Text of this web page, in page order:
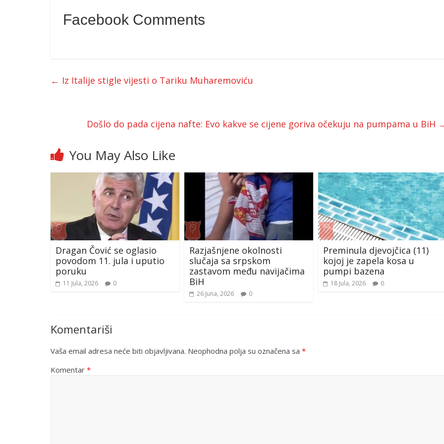
Facebook Comments
← Iz Italije stigle vijesti o Tariku Muharemoviću
Došlo do pada cijena nafte: Evo kakve se cijene goriva očekuju na pumpama u BiH
You May Also Like
Dragan Čović se oglasio
povodom 11. jula i uputio
poruku
11 Jula, 2026 0
Razjašnjene okolnosti
slučaja sa srpskom
zastavom među navijačima
BiH
26 Juna, 2026 0
Preminula djevojčica (11)
kojoj je zapela kosa u
pumpi bazena
18 Jula, 2026 0
Komentariši
Vaša email adresa neće biti objavljivana. Neophodna polja su označena sa *
Komentar *